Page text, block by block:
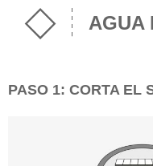
AGUA
PASO 1: CORTA EL